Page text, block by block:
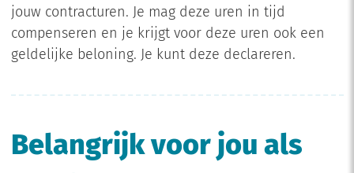
jouw contracturen. Je mag deze uren in tijd
compenseren en je krijgt voor deze uren ook een
geldelijke beloning. Je kunt deze declareren.
Belangrijk voor jou als